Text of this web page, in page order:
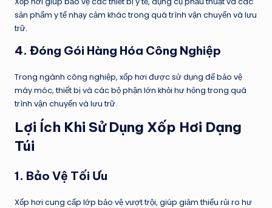
sản phẩm y tế nhạy cảm khác trong quá trình vận chuyển và lưu
trữ.
4. Đóng Gói Hàng Hóa Công Nghiệp
Trong ngành công nghiệp, xốp hơi được sử dụng để bảo vệ
máy móc, thiết bị và các bộ phận lớn khỏi hư hỏng trong quá
trình vận chuyển và lưu trữ.
Lợi Ích Khi Sử Dụng Xốp Hơi Dạng
Túi
1. Bảo Vệ Tối Ưu
Xốp hơi cung cấp lớp bảo vệ vượt trội, giúp giảm thiểu rủi ro hư